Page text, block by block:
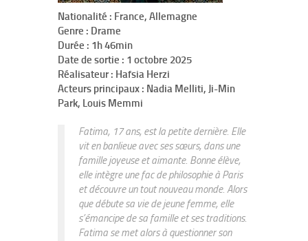
Nationalité : France, Allemagne
Genre : Drame
Durée : 1h 46min
Date de sortie : 1 octobre 2025
Réalisateur : Hafsia Herzi
Acteurs principaux : Nadia Melliti, Ji-Min
Park, Louis Memmi
Fatima, 17 ans, est la petite dernière. Elle
vit en banlieue avec ses sœurs, dans une
famille joyeuse et aimante. Bonne élève,
elle intègre une fac de philosophie à Paris
et découvre un tout nouveau monde. Alors
que débute sa vie de jeune femme, elle
s’émancipe de sa famille et ses traditions.
Fatima se met alors à questionner son